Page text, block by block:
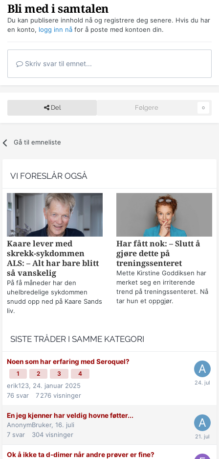
Bli med i samtalen
Du kan publisere innhold nå og registrere deg senere. Hvis du har
en konto, logg inn nå for å poste med kontoen din.
Skriv svar til emnet...
Del Følgere 0
Gå til emneliste
VI FORESLÅR OGSÅ
Kaare lever med
skrekk-sykdommen
ALS: – Alt har bare blitt
så vanskelig
På få måneder har den
uhelbredelige sykdommen
snudd opp ned på Kaare Sands
liv.
Har fått nok: – Slutt å
gjøre dette på
treningssenteret
Mette Kirstine Goddiksen har
merket seg en irriterende
trend på treningssenteret. Nå
tar hun et oppgjør.
SISTE TRÅDER I SAMME KATEGORI
Noen som har erfaring med Seroquel?
1 2 3 4
erik123, 24. januar 2025
76 svar 7 276 visninger
En jeg kjenner har veldig hovne føtter...
AnonymBruker, 16. juli
7 svar 304 visninger
Ok å ikke ta d-dimer når andre prøver er fine?